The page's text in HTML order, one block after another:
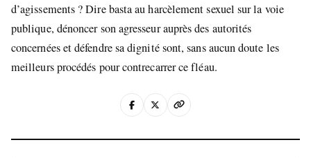
d’agissements ? Dire basta au harcèlement sexuel sur la voie
publique, dénoncer son agresseur auprès des autorités
concernées et défendre sa dignité sont, sans aucun doute les
meilleurs procédés pour contrecarrer ce fléau.